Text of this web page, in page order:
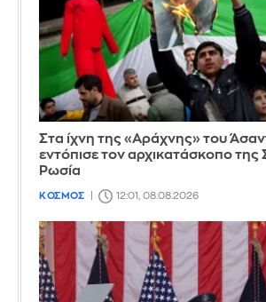
Στα ίχνη της «Αράχνης» του
εντόπισε τον αρχικατάσκοπο της
Ρωσία
ΚΟΣΜΟΣ 12:01, 08.08.2026